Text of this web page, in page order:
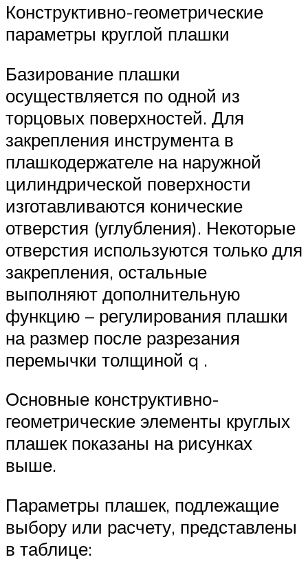
Конструктивно-геометрические
параметры круглой плашки
Базирование плашки
осуществляется по одной из
торцовых поверхностей. Для
закрепления инструмента в
плашкодержателе на наружной
цилиндрической поверхности
изготавливаются конические
отверстия (углубления). Некоторые
отверстия используются только для
закрепления, остальные
выполняют дополнительную
функцию – регулирования плашки
на размер после разрезания
перемычки толщиной q .
Основные конструктивно-
геометрические элементы круглых
плашек показаны на рисунках
выше.
Параметры плашек, подлежащие
выбору или расчету, представлены
в таблице: